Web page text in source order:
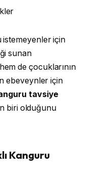
için
sunan
de çocuklarının
ebeveynler için
tavsiye
biri olduğunu
Kanguru